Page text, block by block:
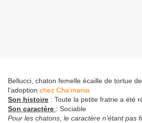
Bellucci, chaton femelle écaille de tortue
l'adoption chez Cha'mania
Son histoire : Toute la petite fratrie a été
Son caractère : Sociable
Pour les chatons, le caractère n'étant pas